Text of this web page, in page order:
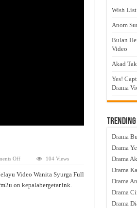
Offon
Live
34
104 Views
Video Wanita Syurga Full
on kepalabergetar.ink.
Wish
Anom
Bulan
Video
Akad
Yes!
Drama
Drama
Drama
Drama
Drama
Drama
Drama
Drama